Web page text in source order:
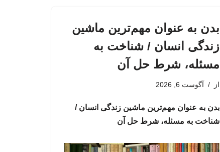
بدن به عنوان مهم‌ترین ماشین
زندگی انسان / شناخت به
مسئله، شرط حل آن
از آگوست 6, 2026
بدن به عنوان مهم‌ترین ماشین زندگی انسان /
شناخت به مسئله، شرط حل آن